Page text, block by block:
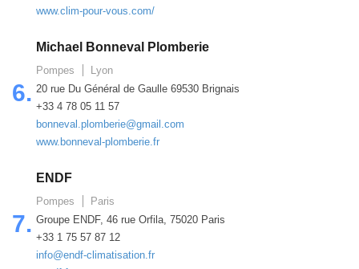
www.clim-pour-vous.com/
6.
Michael Bonneval Plomberie
Pompes
Lyon
20 rue Du Général de Gaulle 69530 Brignais
+33 4 78 05 11 57
bonneval.plomberie@gmail.com
www.bonneval-plomberie.fr
7.
ENDF
Pompes
Paris
Groupe ENDF, 46 rue Orfila, 75020 Paris
+33 1 75 57 87 12
info@endf-climatisation.fr